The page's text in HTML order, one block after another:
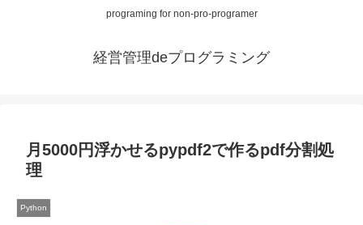
programing for non-pro-programer
経営管理deプログラミング
月5000円浮かせるpypdf2で作るpdf分割処
理
Python